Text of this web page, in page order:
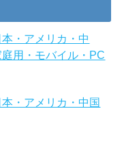
本・アメリカ・中
用・モバイル・PC
本・アメリカ・中国